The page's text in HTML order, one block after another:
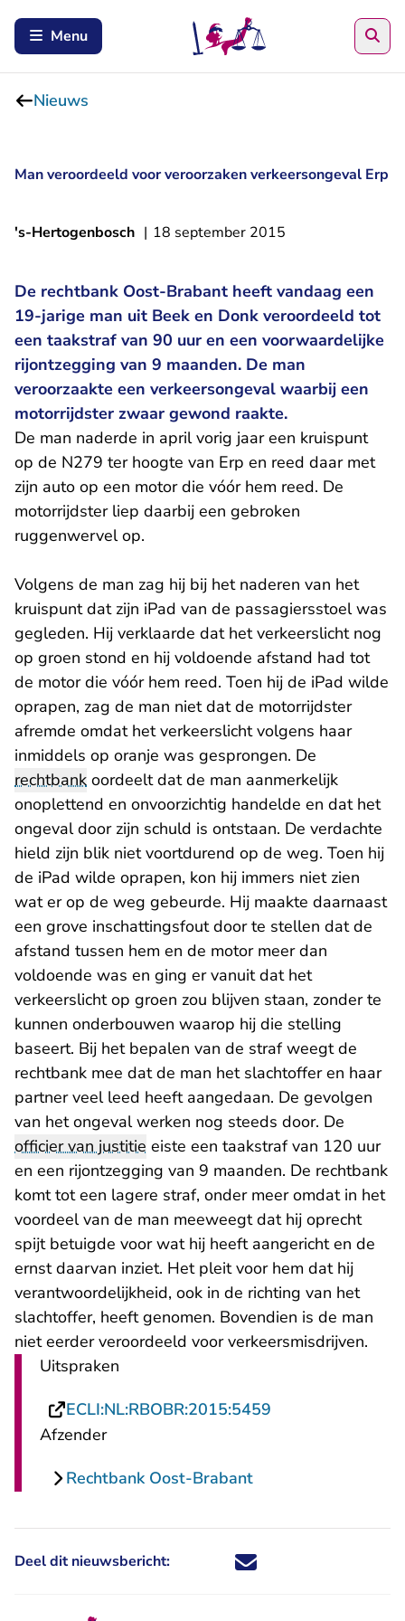
Menu
Nieuws
Man veroordeeld voor veroorzaken verkeersongeval Erp
's-Hertogenbosch | 18 september 2015
De rechtbank Oost-Brabant heeft vandaag een
19-jarige man uit Beek en Donk veroordeeld tot
een taakstraf van 90 uur en een voorwaardelijke
rijontzegging van 9 maanden. De man
veroorzaakte een verkeersongeval waarbij een
motorrijdster zwaar gewond raakte.
De man naderde in april vorig jaar een kruispunt
op de N279 ter hoogte van Erp en reed daar met
zijn auto op een motor die vóór hem reed. De
motorrijdster liep daarbij een gebroken
ruggenwervel op.
Volgens de man zag hij bij het naderen van het
kruispunt dat zijn iPad van de passagiersstoel was
gegleden. Hij verklaarde dat het verkeerslicht nog
op groen stond en hij voldoende afstand had tot
de motor die vóór hem reed. Toen hij de iPad wilde
oprapen, zag de man niet dat de motorrijdster
afremde omdat het verkeerslicht volgens haar
inmiddels op oranje was gesprongen. De
rechtbank oordeelt dat de man aanmerkelijk
onoplettend en onvoorzichtig handelde en dat het
ongeval door zijn schuld is ontstaan. De verdachte
hield zijn blik niet voortdurend op de weg. Toen hij
de iPad wilde oprapen, kon hij immers niet zien
wat er op de weg gebeurde. Hij maakte daarnaast
een grove inschattingsfout door te stellen dat de
afstand tussen hem en de motor meer dan
voldoende was en ging er vanuit dat het
verkeerslicht op groen zou blijven staan, zonder te
kunnen onderbouwen waarop hij die stelling
baseert. Bij het bepalen van de straf weegt de
rechtbank mee dat de man het slachtoffer en haar
partner veel leed heeft aangedaan. De gevolgen
van het ongeval werken nog steeds door. De
officier van justitie eiste een taakstraf van 120 uur
en een rijontzegging van 9 maanden. De rechtbank
komt tot een lagere straf, onder meer omdat in het
voordeel van de man meeweegt dat hij oprecht
spijt betuigde voor wat hij heeft aangericht en de
ernst daarvan inziet. Het pleit voor hem dat hij
verantwoordelijkheid, ook in de richting van het
slachtoffer, heeft genomen. Bovendien is de man
niet eerder veroordeeld voor verkeersmisdrijven.
Uitspraken
ECLI:NL:RBOBR:2015:5459
Afzender
Rechtbank Oost-Brabant
Deel dit nieuwsbericht: Deel dit nieuwsbericht via X -
Deel dit nieuwsbericht via
Deel dit nieuwsbericht
Deel dit